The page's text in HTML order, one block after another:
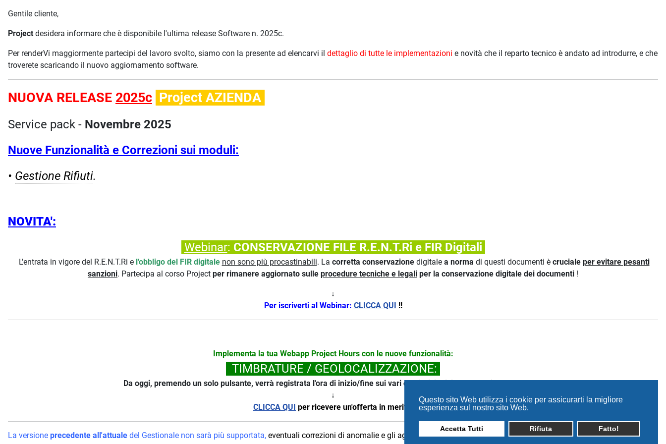
Questo sito Web utilizza i cookie per assicurarti la migliore
esperienza sul nostro sito Web.
Accetta Tutti Rifiuta Fatto!
Gentile cliente,
Project desidera informare che è disponibile l'ultima release Software n. 2025c.
Per renderVi maggiormente partecipi del lavoro svolto, siamo con la presente ad elencarvi il dettaglio di tutte le implementazioni e novità che il reparto tecnico è andato ad introdurre, e che
troverete scaricando il nuovo aggiornamento software.
NUOVA RELEASE 2025c Project AZIENDA
Service pack - Novembre 2025
Nuove Funzionalità e Correzioni sui moduli:
• Gestione Rifiuti.
NOVITA':
Webinar: CONSERVAZIONE FILE R.E.N.T.Ri e FIR Digitali
L'entrata in vigore del R.E.N.T.Ri e l'obbligo del FIR digitale non sono più procastinabili. La corretta conservazionedigitale a norma di questi documenti è cruciale per evitare pesanti
sanzioni. Partecipa al corso Project per rimanere aggiornato sulle procedure tecniche e legali per la conservazione digitale dei documenti !
↓
Per iscriverti al Webinar: CLICCA QUI !!
Implementa la tua Webapp Project Hours con le nuove funzionalità:
TIMBRATURE / GEOLOCALIZZAZIONE:
Da oggi, premendo un solo pulsante, verrà registrata l'ora di inizio/fine sui vari cantieri, individuandone il luogo esatto!
↓
CLICCA QUI per ricevere un'offerta in merito
La versione precedente all'attuale del Gestionale non sarà più supportata, eventuali correzioni di anomalie e gli aggiornamenti fiscali saranno riportati esclusivamente sull'ultima